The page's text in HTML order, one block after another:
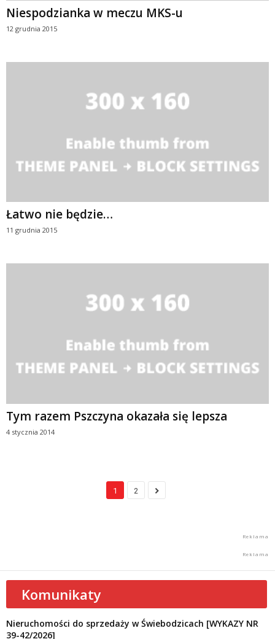
Niespodzianka w meczu MKS-u
12 grudnia 2015
Łatwo nie będzie…
11 grudnia 2015
Tym razem Pszczyna okazała się lepsza
4 stycznia 2014
1 2
Komunikaty
Nieruchomości do sprzedaży w Świebodzicach [WYKAZY NR
39-42/2026]